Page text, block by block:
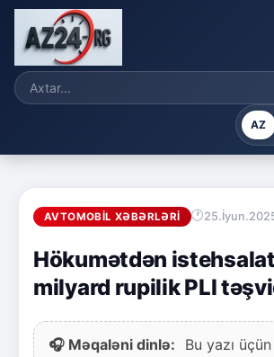
AZ
AVTOMOBIL XƏBƏRLƏRI
Hökumətdən
milyard rupilik PLI
🎧 Məqaləni dinlə:
Bu yazı